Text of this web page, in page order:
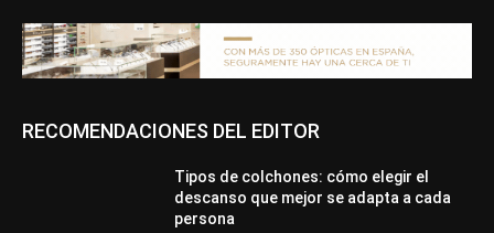
RECOMENDACIONES DEL EDITOR
Tipos de colchones: cómo elegir el
descanso que mejor se adapta a cada
persona